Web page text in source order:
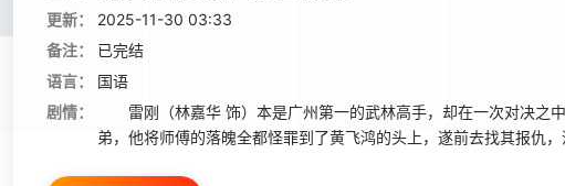
更新：
2025-11-30 03:33
备注：
已完结
语言：
国语
剧情：
雷刚（林嘉华 饰）本是广州第一的武林高手，却在一次对决之
弟，他将师傅的落魄全都怪罪到了黄飞鸿的头上，遂前去找其报仇